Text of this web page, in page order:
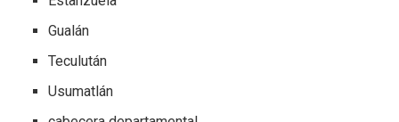
Gualán
Teculután
Usumatlán